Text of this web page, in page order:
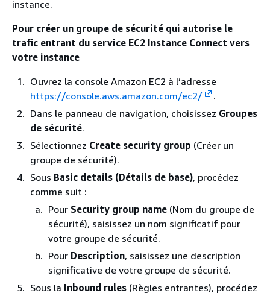
instance.
Pour créer un groupe de sécurité qui autorise le
trafic entrant du service EC2 Instance Connect vers
votre instance
Ouvrez la console Amazon EC2 à l’adresse
https://console.aws.amazon.com/ec2/
.
Dans le panneau de navigation, choisissez Groupes
de sécurité.
Sélectionnez Create security group (Créer un
groupe de sécurité).
Sous Basic details (Détails de base), procédez
comme suit :
Pour Security group name (Nom du groupe de
sécurité), saisissez un nom significatif pour
votre groupe de sécurité.
Pour Description, saisissez une description
significative de votre groupe de sécurité.
Sous la Inbound rules (Règles entrantes), procédez